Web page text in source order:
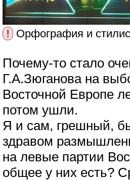
! Орфография и
Почему-то стало
Г.А.Зюганова на
Восточной Европе
потом ушли.
Я и сам, грешный,
здравом
на левые партии
общее у них есть?